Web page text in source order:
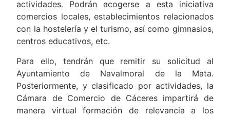
actividades. Podrán acogerse a esta iniciativa
comercios locales, establecimientos relacionados
con la hostelería y el turismo, así como gimnasios,
centros educativos, etc.
Para ello, tendrán que remitir su solicitud al
Ayuntamiento de Navalmoral de la Mata.
Posteriormente, y clasificado por actividades, la
Cámara de Comercio de Cáceres impartirá de
manera virtual formación de relevancia a los